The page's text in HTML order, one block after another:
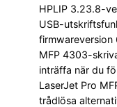
HPLIP 3.23.8-
USB-
firmwareversion
MFP 4303-
inträffa när du
LaserJet Pro
trådlösa